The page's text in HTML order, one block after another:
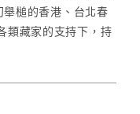
槌的香港、台北春
類藏家的支持下，持